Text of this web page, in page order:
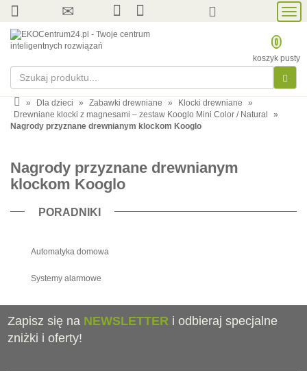
0
koszyk pusty
» Dla dzieci » Zabawki drewniane » Klocki drewniane
»
Drewniane klocki z magnesami – zestaw Kooglo Mini Color / Natural
»
Nagrody przyznane drewnianym klockom Kooglo
Nagrody przyznane drewnianym
klockom Kooglo
PORADNIKI
Automatyka domowa
Systemy alarmowe
Zapisz się na NEWSLETTER i odbieraj specjalne
zniżki i oferty!